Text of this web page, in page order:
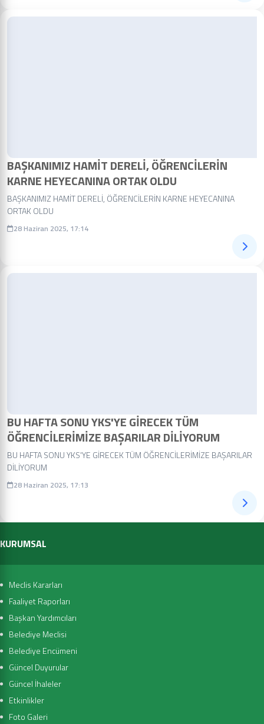
BAŞKANIMIZ HAMİT DERELİ, ÖĞRENCİLERİN
KARNE HEYECANINA ORTAK OLDU
BAŞKANIMIZ HAMİT DERELİ, ÖĞRENCİLERİN KARNE HEYECANINA
ORTAK OLDU
28 Haziran 2025, 17:14
BU HAFTA SONU YKS'YE GİRECEK TÜM
ÖĞRENCİLERİMİZE BAŞARILAR DİLİYORUM
BU HAFTA SONU YKS'YE GİRECEK TÜM ÖĞRENCİLERİMİZE BAŞARILAR
DİLİYORUM
28 Haziran 2025, 17:13
KURUMSAL
Meclis Kararları
Faaliyet Raporları
Başkan Yardımcıları
Belediye Meclisi
Belediye Encümeni
Güncel Duyurular
Güncel İhaleler
Etkinlikler
Foto Galeri